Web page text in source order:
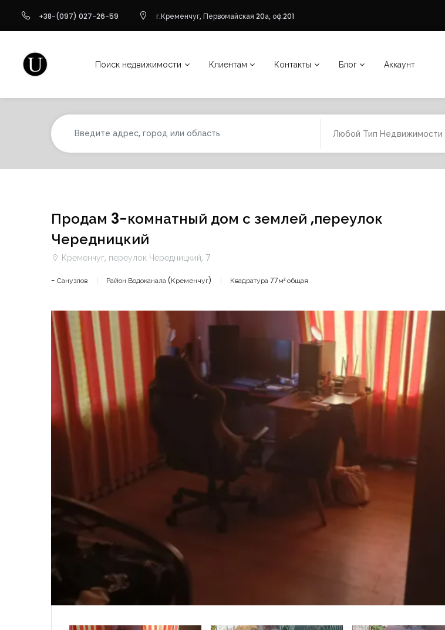
+38-(097) 027-26-59 г.Кременчуг, Первомайская 20а, оф.201
Поиск недвижимости Клиентам Контакты Блог Аккаунт
Любой Тип Недвижимости
Продам 3-комнатный дом с землей ,переулок
Чередницкий
Кременчуг, переулок Чередницкий, 7
- Санузлов Район Водоканала (Кременчуг) Квадратура 77м² общая